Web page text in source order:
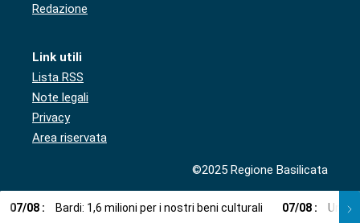
Redazione
Link utili
Lista RSS
Note legali
Privacy
Area riservata
©2025 Regione Basilicata
07/08 : Bardi: 1,6 milioni per i nostri beni culturali 07/08 : Una